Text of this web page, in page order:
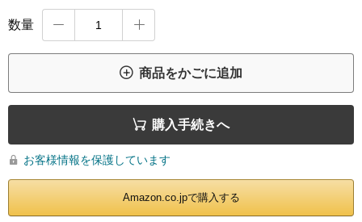
数量  
 商品をかごに追加
 購入手続きへ
 お客様情報を保護しています
Amazon.co.jpで購入する